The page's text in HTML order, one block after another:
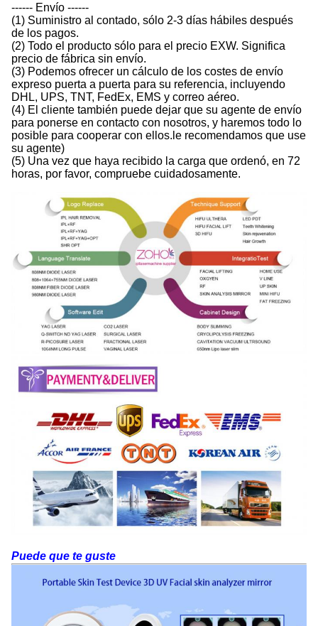
------ Envío ------
(1) Suministro al contado, sólo 2-3 días hábiles después
de los pagos.
(2) Todo el producto sólo para el precio EXW. Significa
precio de fábrica sin envío.
(3) Podemos ofrecer un cálculo de los costes de envío
expreso puerta a puerta para su referencia, incluyendo
DHL, UPS, TNT, FedEx, EMS y correo aéreo.
(4) El cliente también puede dejar que su agente de envío
para ponerse en contacto con nosotros, y haremos todo lo
posible para cooperar con ellos.le recomendamos que use
su agente)
(5) Una vez que haya recibido la carga que ordenó, en 72
horas, por favor, compruebe cuidadosamente.
Puede que te guste